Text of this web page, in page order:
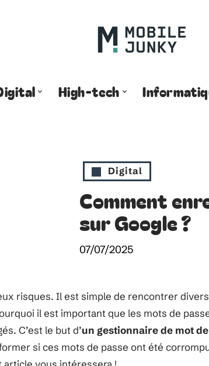
High-tech
Digital
Comment
sur Google ?
07/07/2025
risques. Il est simple de rencontrer
il est important que les mots de
C’est le but d’un gestionnaire de mot
si ces mots de passe ont été